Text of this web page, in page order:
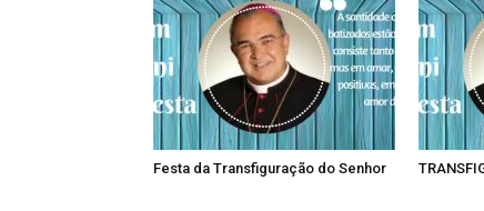
Festa da Transfiguração do Senhor